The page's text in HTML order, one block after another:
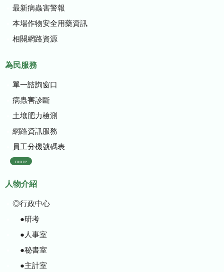
最新病蟲害警報
本場作物安全用藥資訊
相關網路資源
為民服務
單一諮詢窗口
病蟲害診斷
土壤肥力檢測
網路資訊服務
員工分機號碼表
more
人物介紹
◎行政中心
●研考
●人事室
●秘書室
●主計室